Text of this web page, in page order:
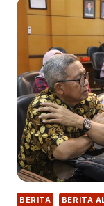
BERITA
BERITA